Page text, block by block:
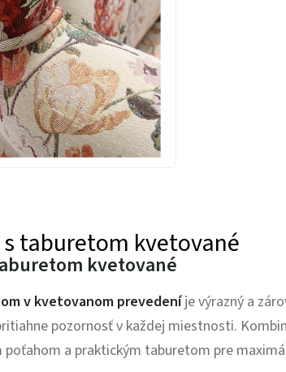
s taburetom kvetované
kvetované
v kvetovanom prevedeníje výrazný a
pozornosť v každej miestnosti.
a praktickým taburetom pre